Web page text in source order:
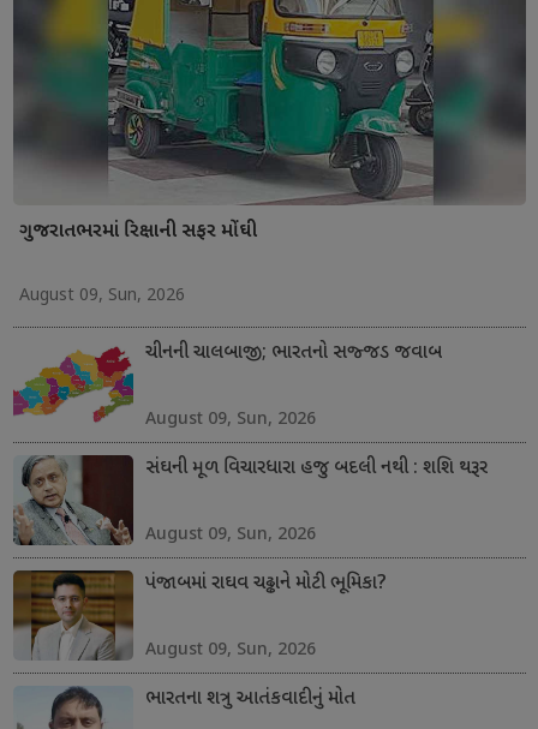
ગુજરાતભરમાં રિક્ષાની સફર મોંઘી
August 09, Sun, 2026
ચીનની ચાલબાજી; ભારતનો સજ્જડ જવાબ
August 09, Sun, 2026
સંઘની મૂળ વિચારધારા હજુ બદલી નથી : શશિ થરૂર
August 09, Sun, 2026
પંજાબમાં રાઘવ ચઢ્ઢાને મોટી ભૂમિકા?
August 09, Sun, 2026
ભારતના શત્રુ આતંકવાદીનું મોત